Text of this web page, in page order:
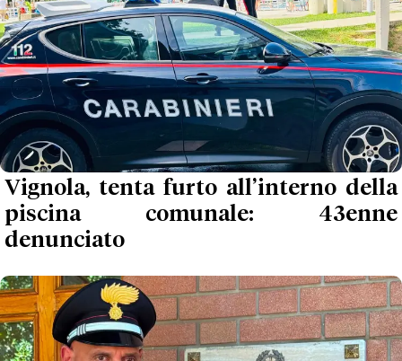
Vignola, tenta furto all’interno della
piscina comunale: 43enne
denunciato